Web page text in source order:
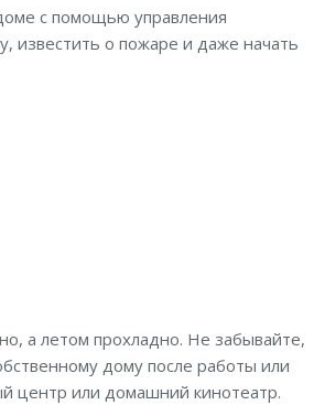
с помощью управления
известить о пожаре и даже начать
а летом прохладно. Не забывайте,
дому после работы или
центр или домашний кинотеатр.